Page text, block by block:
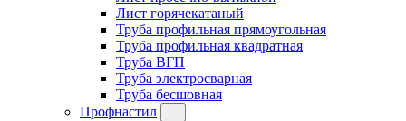
Лист горячекатаный
Труба профильная прямоугольная
Труба профильная квадратная
Труба ВГП
Труба электросварная
Труба бесшовная
Профнастил